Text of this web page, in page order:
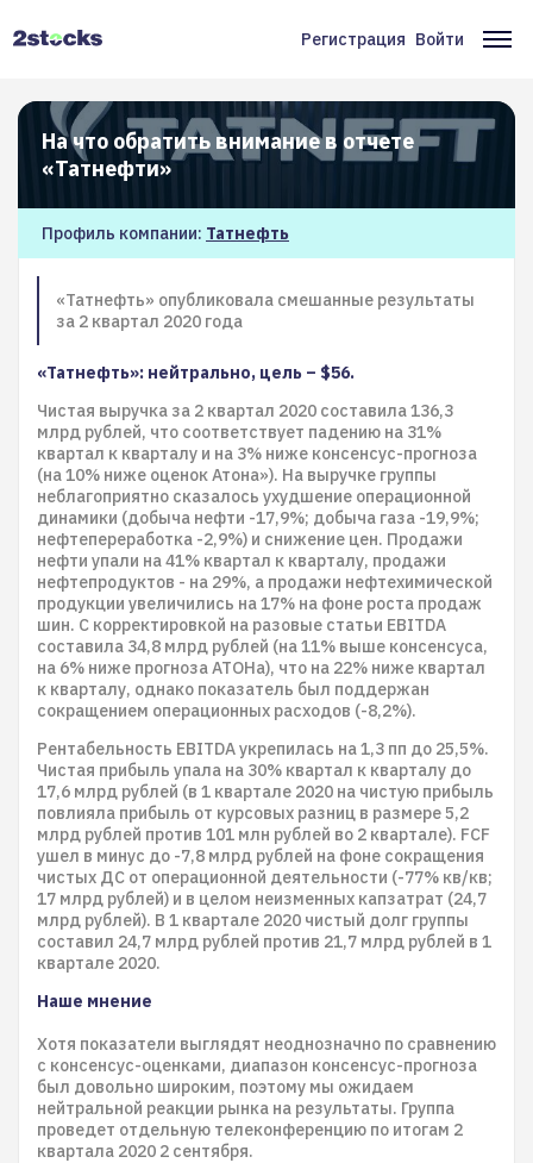
Меню
учётной
записи
пользователя
Регистрация Войти
На что обратить внимание в отчете
«Татнефти»
Профиль компании: Татнефть
«Татнефть» опубликовала смешанные результаты
за 2 квартал 2020 года
«Татнефть»: нейтрально, цель – $56.
Чистая выручка за 2 квартал 2020 составила 136,3
млрд рублей, что соответствует падению на 31%
квартал к кварталу и на 3% ниже консенсус-прогноза
(на 10% ниже оценок Атона»). На выручке группы
неблагоприятно сказалось ухудшение операционной
динамики (добыча нефти -17,9%; добыча газа -19,9%;
нефтепереработка -2,9%) и снижение цен. Продажи
нефти упали на 41% квартал к кварталу, продажи
нефтепродуктов - на 29%, а продажи нефтехимической
продукции увеличились на 17% на фоне роста продаж
шин. С корректировкой на разовые статьи EBITDA
составила 34,8 млрд рублей (на 11% выше консенсуса,
на 6% ниже прогноза АТОНа), что на 22% ниже квартал
к кварталу, однако показатель был поддержан
сокращением операционных расходов (-8,2%).
Рентабельность EBITDA укрепилась на 1,3 пп до 25,5%.
Чистая прибыль упала на 30% квартал к кварталу до
17,6 млрд рублей (в 1 квартале 2020 на чистую прибыль
повлияла прибыль от курсовых разниц в размере 5,2
млрд рублей против 101 млн рублей во 2 квартале). FCF
ушел в минус до -7,8 млрд рублей на фоне сокращения
чистых ДС от операционной деятельности (-77% кв/кв;
17 млрд рублей) и в целом неизменных капзатрат (24,7
млрд рублей). В 1 квартале 2020 чистый долг группы
составил 24,7 млрд рублей против 21,7 млрд рублей в 1
квартале 2020.
Наше мнение
Хотя показатели выглядят неоднозначно по сравнению
с консенсус-оценками, диапазон консенсус-прогноза
был довольно широким, поэтому мы ожидаем
нейтральной реакции рынка на результаты. Группа
проведет отдельную телеконференцию по итогам 2
квартала 2020 2 сентября.